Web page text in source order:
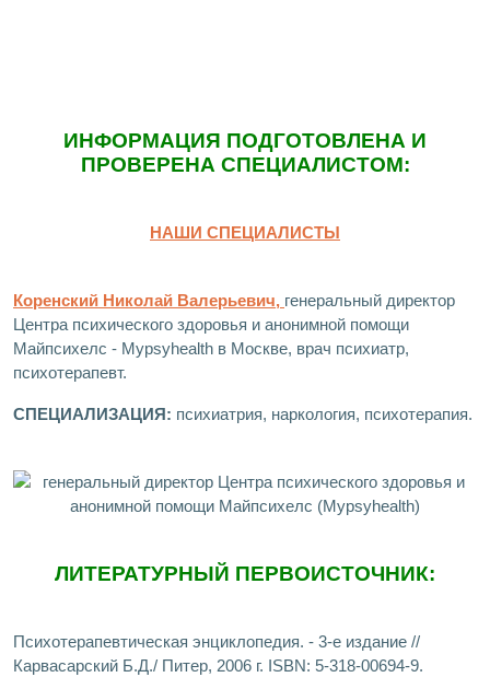
ИНФОРМАЦИЯ ПОДГОТОВЛЕНА И
ПРОВЕРЕНА СПЕЦИАЛИСТОМ:
НАШИ СПЕЦИАЛИСТЫ
Коренский Николай Валерьевич, генеральный директор
Центра психического здоровья и анонимной помощи
Майпсихелс - Mypsyhealth в Москве, врач психиатр,
психотерапевт.
СПЕЦИАЛИЗАЦИЯ: психиатрия, наркология, психотерапия.
ЛИТЕРАТУРНЫЙ ПЕРВОИСТОЧНИК:
Психотерапевтическая энциклопедия. - 3-е издание //
Карвасарский Б.Д./ Питер, 2006 г. ISBN: 5-318-00694-9.